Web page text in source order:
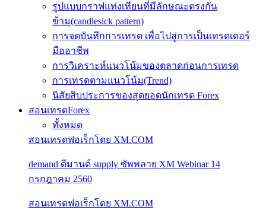
รูปแบบกราฟแท่งเทียนที่มีลักษณะตรงกัน
ข้าม(candlesick pattern)
การจดบันทึกการเทรด เพื่อไปสู่การเป็นเทรดเดอร์
มืออาชีพ
การวิเคราะห์แนวโน้มของตลาดก่อนการเทรด
การเทรดตามแนวโน้ม(Trend)
นิสัยสิบประการของสุดยอดนักเทรด Forex
สอนเทรดForex
ทั้งหมด
สอนเทรดฟอเร็กโดย XM.COM
demand ดีมานด์ supply ซัพพลาย XM Webinar 14
กรกฎาคม 2560
สอนเทรดฟอเร็กโดย XM.COM